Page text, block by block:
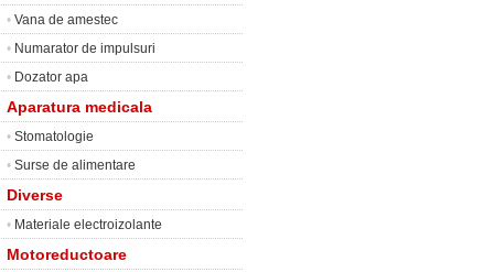
• Vana de amestec
• Numarator de impulsuri
• Dozator apa
Aparatura medicala
• Stomatologie
• Surse de alimentare
Diverse
• Materiale electroizolante
Motoreductoare